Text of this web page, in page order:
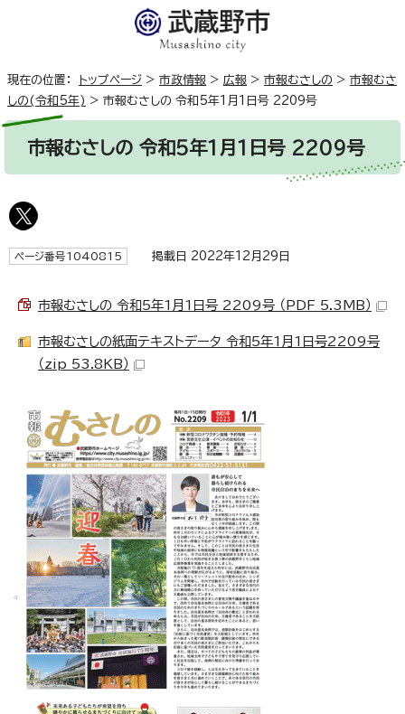
現在の位置： トップページ > 市政情報 > 広報 > 市報むさしの > 市報むさ
しの(令和5年) > 市報むさしの 令和5年1月1日号 2209号
市報むさしの 令和5年1月1日号 2209号
ページ番号1040815 掲載日 2022年12月29日
市報むさしの 令和5年1月1日号 2209号 （PDF 5.3MB）
市報むさしの紙面テキストデータ 令和5年1月1日号2209号
（zip 53.8KB）